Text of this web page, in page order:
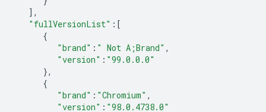
],
"fullVersionList" : [
{
"brand" : " Not A;Brand" ,
"version" : "99.0.0.0"
},
{
"brand" : "Chromium" ,
"version" : "98.0.4738.0"